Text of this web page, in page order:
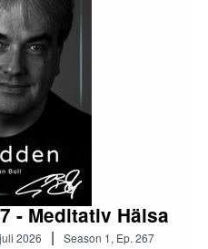
- Meditativ Hälsa
2026 | Season 1, Ep. 267